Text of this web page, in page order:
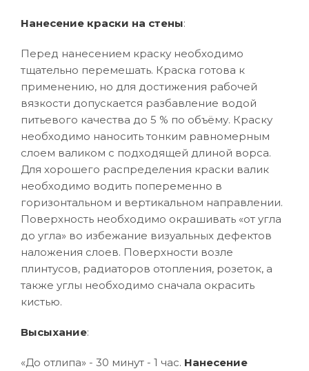
Нанесение краски на стены:
Перед нанесением краску необходимо
тщательно перемешать. Краска готова к
применению, но для достижения рабочей
вязкости допускается разбавление водой
питьевого качества до 5 % по объёму. Краску
необходимо наносить тонким равномерным
слоем валиком с подходящей длиной ворса.
Для хорошего распределения краски валик
необходимо водить попеременно в
горизонтальном и вертикальном направлении.
Поверхность необходимо окрашивать «от угла
до угла» во избежание визуальных дефектов
наложения слоев. Поверхности возле
плинтусов, радиаторов отопления, розеток, а
также углы необходимо сначала окрасить
кистью.
Высыхание:
«До отлипа» - 30 минут - 1 час. Нанесение